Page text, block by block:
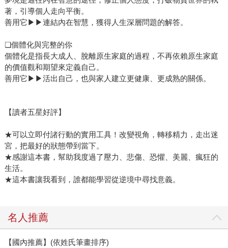
著，引導個人走向平衡。
善用它▶▶連結內在智慧，獲得人生深層問題的解答。
❏個體化與完整的你
個體化是指長大成人、脫離原生家庭的過程，不再依賴原生家庭
的價值觀和期望來定義自己。
善用它▶▶活出自己，也與家人建立更健康、更成熟的關係。
【讀者五星好評】
★可以立即付諸行動的實用工具！改變視角，轉移精力，走出迷
宮，把最好的狀態帶到當下。
★感謝這本書，幫助我度過了壓力、悲傷、恐懼、美麗、瘋狂的
生活。
★這本書讓我看到，誰都能學習從逆境中尋找意義。
名人推薦
【國內推薦】(依姓氏筆畫排序)